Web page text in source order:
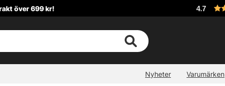
över 699 kr! 4.7
Nyheter Varumärken